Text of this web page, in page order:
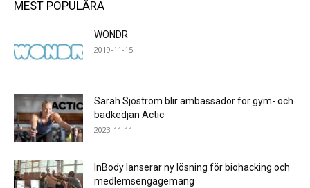
MEST POPULÄRA
WONDR
2019-11-15
Sarah Sjöström blir ambassadör för gym- och
badkedjan Actic
2023-11-11
InBody lanserar ny lösning för biohacking och
medlemsengagemang